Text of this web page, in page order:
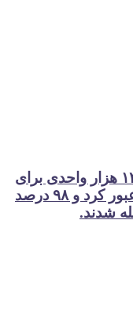
شاخص کل بورس تهران با جهش ۱۲۲ هزار واحدی برای
نخستین‌بار از مرز ۵.۴ میلیون واحد عبور کرد و ۹۸ درصد
شدند.